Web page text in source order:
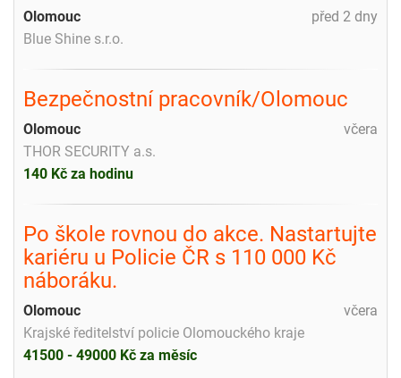
před 2 dny
Olomouc
Blue Shine s.r.o.
Bezpečnostní pracovník/Olomouc
včera
Olomouc
THOR SECURITY a.s.
140 Kč za hodinu
Po škole rovnou do akce. Nastartujte
kariéru u Policie ČR s 110 000 Kč
náboráku.
včera
Olomouc
Krajské ředitelství policie Olomouckého kraje
41500 - 49000 Kč za měsíc